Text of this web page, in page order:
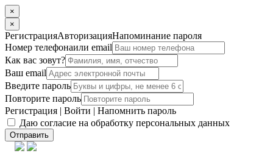
×
×
РегистрацияАвторизацияНапоминание пароля
Номер телефонаили email
Как вас зовут?
Ваш email
Введите пароль
Повторите пароль
Регистрация | Войти | Напомнить пароль
Даю согласие на обработку персональных данных
Отправить